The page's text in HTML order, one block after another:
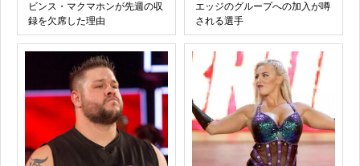
ビンス・マクマホンが先週の収
録を欠席した理由
エッジのグループへの加入が噂
される選手